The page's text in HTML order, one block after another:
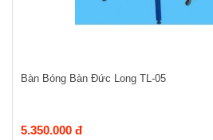
Bàn Bóng Bàn Đức Long TL-05
5.350.000 đ